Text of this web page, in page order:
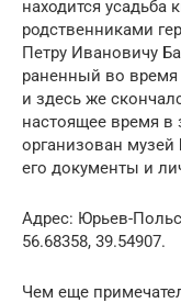
находится
родственниками
Петру Ивановичу
раненный во
и здесь же
настоящее время
организован музей
его документы и
Адрес: Юрьев-
56.68358, 39.54907.
Чем еще